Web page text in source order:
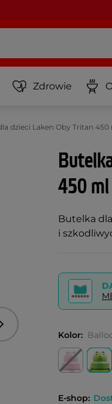
Zdrowie
dzieci Laken Oby Tritan
450
Butelka
i
Następny
Kolor:
E-shop: